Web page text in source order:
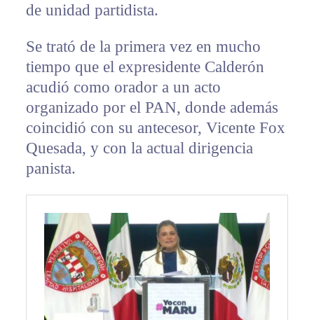
de unidad partidista.
Se trató de la primera vez en mucho
tiempo que el expresidente Calderón
acudió como orador a un acto
organizado por el PAN, donde además
coincidió con su antecesor, Vicente Fox
Quesada, y con la actual dirigencia
panista.